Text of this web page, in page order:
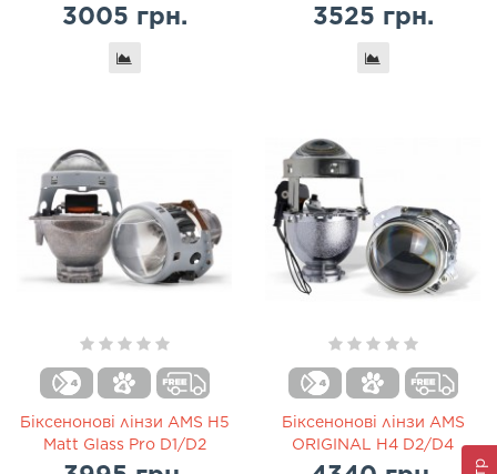
3005 грн. 3525 грн.
Біксенонові лінзи AMS H5
Matt Glass Pro D1/D2
Біксенонові лінзи AMS
ORIGINAL H4 D2/D4